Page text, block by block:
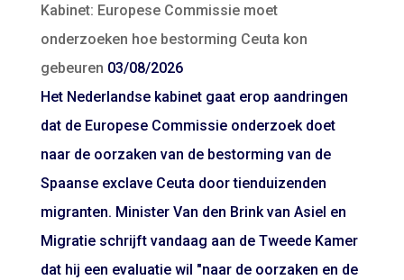
Kabinet: Europese Commissie moet
onderzoeken hoe bestorming Ceuta kon
gebeuren 03/08/2026
Het Nederlandse kabinet gaat erop aandringen
dat de Europese Commissie onderzoek doet
naar de oorzaken van de bestorming van de
Spaanse exclave Ceuta door tienduizenden
migranten. Minister Van den Brink van Asiel en
Migratie schrijft vandaag aan de Tweede Kamer
dat hij een evaluatie wil "naar de oorzaken en de